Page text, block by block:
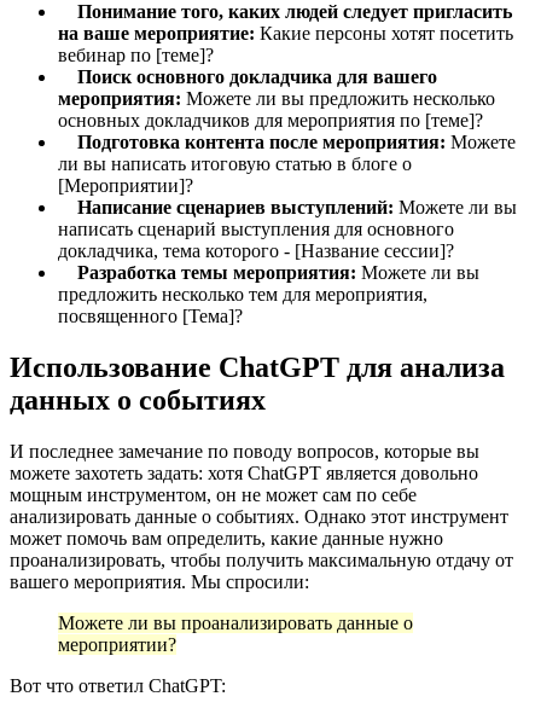
Понимание того, каких людей следует пригласить
на ваше мероприятие: Какие персоны хотят посетить
вебинар по [теме]?
Поиск основного докладчика для вашего
мероприятия: Можете ли вы предложить несколько
основных докладчиков для мероприятия по [теме]?
Подготовка контента после мероприятия: Можете
ли вы написать итоговую статью в блоге о
[Мероприятии]?
Написание сценариев выступлений: Можете ли вы
написать сценарий выступления для основного
докладчика, тема которого - [Название сессии]?
Разработка темы мероприятия: Можете ли вы
предложить несколько тем для мероприятия,
посвященного [Тема]?
Использование ChatGPT для анализа
данных о событиях
И последнее замечание по поводу вопросов, которые вы
можете захотеть задать: хотя ChatGPT является довольно
мощным инструментом, он не может сам по себе
анализировать данные о событиях. Однако этот инструмент
может помочь вам определить, какие данные нужно
проанализировать, чтобы получить максимальную отдачу от
вашего мероприятия. Мы спросили:
Можете ли вы проанализировать данные о
мероприятии?
Вот что ответил ChatGPT: